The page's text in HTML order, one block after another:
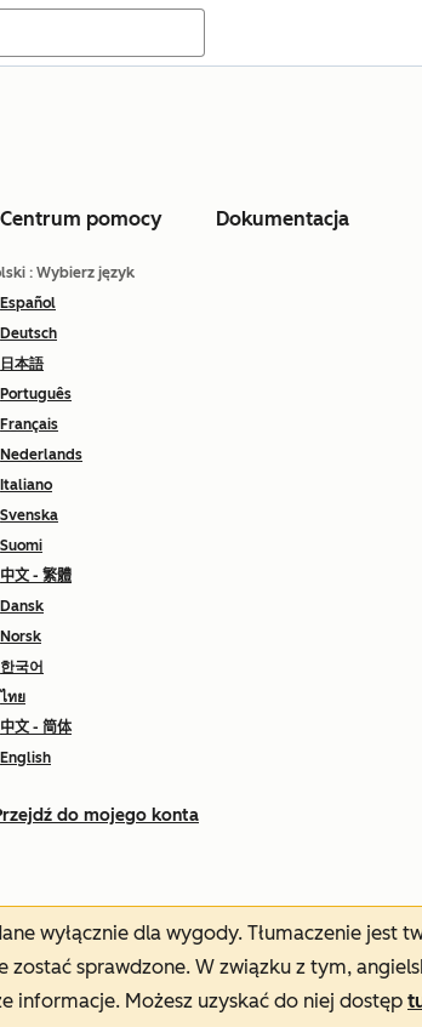
Centrum pomocy Dokumentacja
: Wybierz język
Español
Deutsch
日本語
Português
Français
Nederlands
Italiano
Svenska
Suomi
中文 - 繁體
Dansk
Norsk
한국어
ไทย
中文 - 简体
English
do mojego konta
wyłącznie dla wygody. Tłumaczenie jest
sprawdzone. W związku z tym,
informacje. Możesz uzyskać do niej dostęp